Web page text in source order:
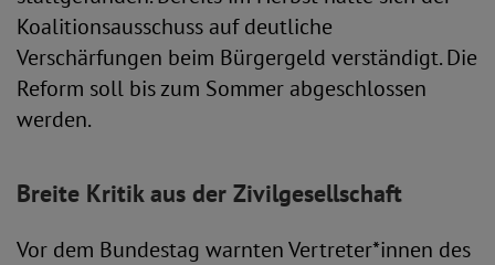
Koalitionsausschuss auf deutliche
Verschärfungen beim Bürgergeld verständigt. Die
Reform soll bis zum Sommer abgeschlossen
werden.
Breite Kritik aus der Zivilgesellschaft
Vor dem Bundestag warnten Vertreter*innen des